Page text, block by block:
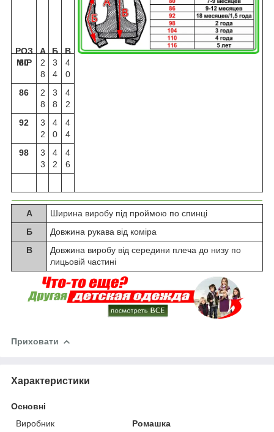
РОЗ
МІР
А Б
В
80
2
8
3
4
4
0
86
2
8
3
8
4
2
92
3
2
4
0
4
4
98
3
3
4
2
4
6
А
Ширина виробу під проймою по спинці
Б
Довжина рукава від коміра
В
Довжина виробу від середини плеча до низу по
лицьовій частині
Приховати
Характеристики
Основні
Виробник
Ромашка